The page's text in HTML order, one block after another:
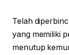
Telah
yang memiliki
menutup